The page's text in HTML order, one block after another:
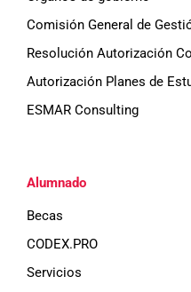
Comisión General de
Resolución Autorización
Autorización Planes de
ESMAR Consulting
Alumnado
Becas
CODEX.PRO
Servicios